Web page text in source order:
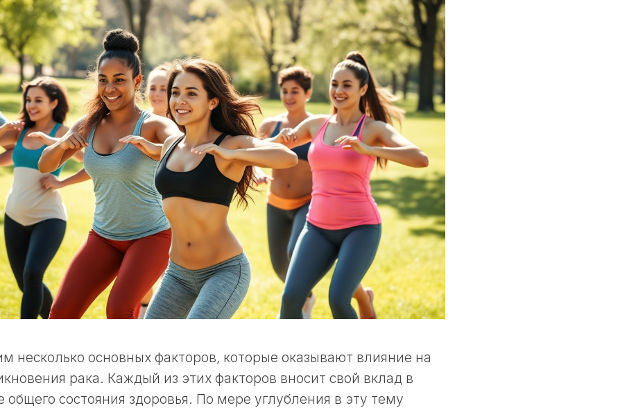
несколько основных факторов, которые оказывают влияние на
рака. Каждый из этих факторов вносит свой вклад в
общего состояния здоровья. По мере углубления в эту тему